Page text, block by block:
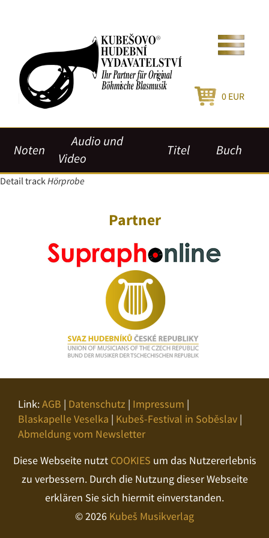
0 EUR
Noten
Audio und
Video
Titel Buch
Detail trackHörprobe
Partner
Link:AGB | Datenschutz | Impressum |
Blaskapelle Veselka | Kubeš-Festival in Soběslav |
Abmeldung vom Newsletter
Diese Webseite nutzt COOKIES um das Nutzererlebnis
zu verbessern. Durch die Nutzung dieser Webseite
erklären Sie sich hiermit einverstanden.
© 2026 Kubeš Musikverlag